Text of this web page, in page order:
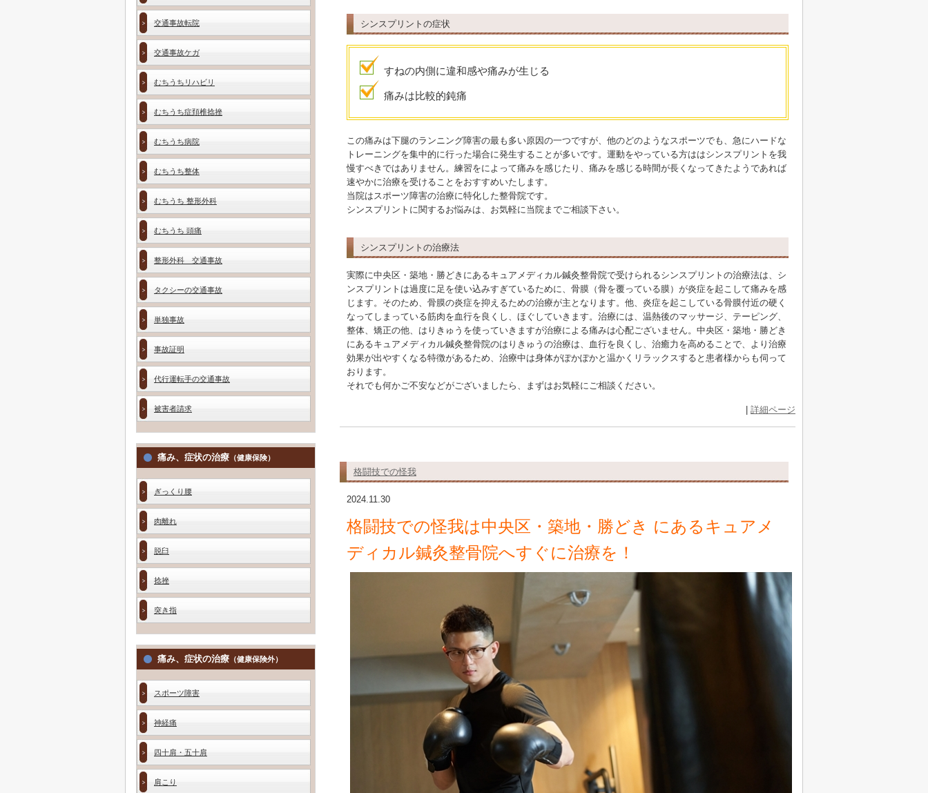
シンスプリントの症状
すねの内側に違和感や痛みが生じる
痛みは比較的鈍痛
この痛みは下腿のランニング障害の最も多い原因の一つですが、他のどのようなスポーツでも、急にハードな
トレーニングを集中的に行った場合に発生することが多いです。運動をやっている方ははシンスプリントを我
慢すべきではありません。練習をによって痛みを感じたり、痛みを感じる時間が長くなってきたようであれば
速やかに治療を受けることをおすすめいたします。
当院はスポーツ障害の治療に特化した整骨院です。
シンスプリントに関するお悩みは、お気軽に当院までご相談下さい。
シンスプリントの治療法
実際に中央区・築地・勝どきにあるキュアメディカル鍼灸整骨院で受けられるシンスプリントの治療法は、シ
ンスプリントは過度に足を使い込みすぎているために、骨膜（骨を覆っている膜）が炎症を起こして痛みを感
じます。そのため、骨膜の炎症を抑えるための治療が主となります。他、炎症を起こしている骨膜付近の硬く
なってしまっている筋肉を血行を良くし、ほぐしていきます。治療には、温熱後のマッサージ、テーピング、
整体、矯正の他、はりきゅうを使っていきますが治療による痛みは心配ございません。中央区・築地・勝どき
にあるキュアメディカル鍼灸整骨院のはりきゅうの治療は、血行を良くし、治癒力を高めることで、より治療
効果が出やすくなる特徴があるため、治療中は身体がぽかぽかと温かくリラックスすると患者様からも伺って
おります。
それでも何かご不安などがございましたら、まずはお気軽にご相談ください。
詳細ページ
格闘技での怪我
2024.11.30
格闘技での怪我は中央区・築地・勝どき にあるキュアメ
ディカル鍼灸整骨院へすぐに治療を！
交通事故転院
交通事故ケガ
むちうちリハビリ
むちうち症頚椎捻挫
むちうち病院
むちうち整体
むちうち 整形外科
むちうち 頭痛
整形外科 交通事故
タクシーの交通事故
単独事故
事故証明
代行運転手の交通事故
被害者請求
痛み、症状の治療 （健康保険）
ぎっくり腰
肉離れ
脱臼
捻挫
突き指
痛み、症状の治療 （健康保険外）
スポーツ障害
神経痛
四十肩・五十肩
肩こり